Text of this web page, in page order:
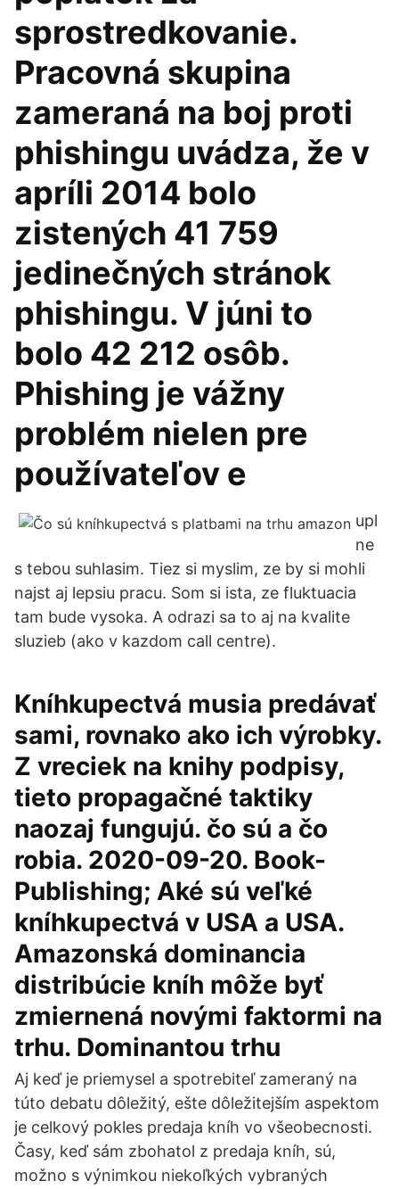
sprostredkovanie.
Pracovná skupina
zameraná na boj proti
phishingu uvádza, že v
apríli 2014 bolo
zistených 41 759
jedinečných stránok
phishingu. V júni to
bolo 42 212 osôb.
Phishing je vážny
problém nielen pre
používateľov e
upl
ne
s tebou suhlasim. Tiez si myslim, ze by si mohli
najst aj lepsiu pracu. Som si ista, ze fluktuacia
tam bude vysoka. A odrazi sa to aj na kvalite
sluzieb (ako v kazdom call centre).
Kníhkupectvá musia predávať
sami, rovnako ako ich výrobky.
Z vreciek na knihy podpisy,
tieto propagačné taktiky
naozaj fungujú. čo sú a čo
robia. 2020-09-20. Book-
Publishing; Aké sú veľké
kníhkupectvá v USA a USA.
Amazonská dominancia
distribúcie kníh môže byť
zmiernená novými faktormi na
trhu. Dominantou trhu
Aj keď je priemysel a spotrebiteľ zameraný na
túto debatu dôležitý, ešte dôležitejším aspektom
je celkový pokles predaja kníh vo všeobecnosti.
Časy, keď sám zbohatol z predaja kníh, sú,
možno s výnimkou niekoľkých vybraných